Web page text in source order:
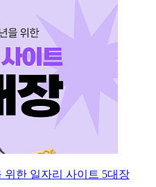
한 일자리 사이트 5대장